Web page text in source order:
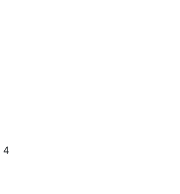
4